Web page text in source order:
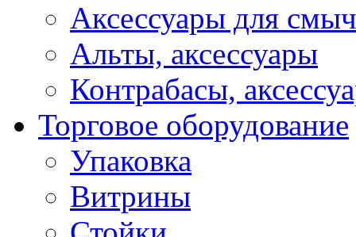
Аксессуары для
Альты, аксессуары
Контрабасы,
Торговое оборудование
Упаковка
Витрины